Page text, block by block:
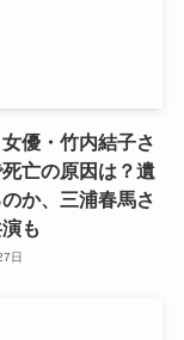
女優・竹内結子さ
亡の原因は？遺
か、三浦春馬さ
も
日